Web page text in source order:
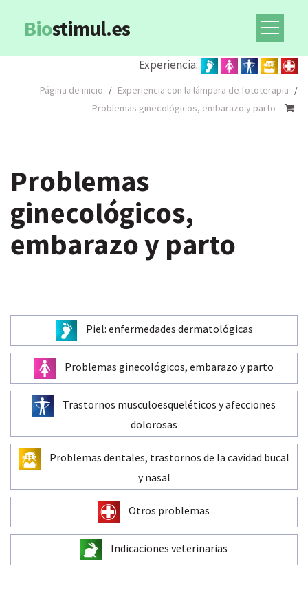
Biostimul.es
Experiencia:
Página de inicio / Experiencia con la lámpara de fototerapia /
Problemas ginecológicos, embarazo y parto
Problemas
ginecológicos,
embarazo y parto
Piel: enfermedades dermatológicas
Problemas ginecológicos, embarazo y parto
Trastornos musculoesqueléticos y afecciones
dolorosas
Problemas dentales, trastornos de la cavidad bucal
y nasal
Otros problemas
Indicaciones veterinarias